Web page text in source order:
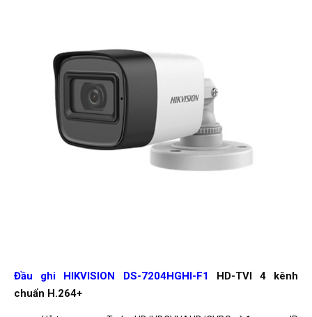
Đầu ghi HIKVISION DS-7204HGHI-F1 HD-TVI 4 kênh
chuẩn H.264+